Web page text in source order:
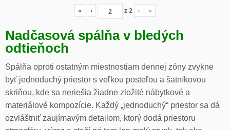
« ‹ z2 › »
Nadčasová spálňa v bledých
odtieňoch
Spálňa oproti ostatným miestnostiam dennej zóny zvykne
byť jednoduchý priestor s veľkou posteľou a šatníkovou
skriňou, kde sa neriešia žiadne zložité nábytkové a
materiálové kompozície. Každý „jednoduchý“ priestor sa dá
ozvláštniť zaujímavým detailom, ktorý dodá priestoru